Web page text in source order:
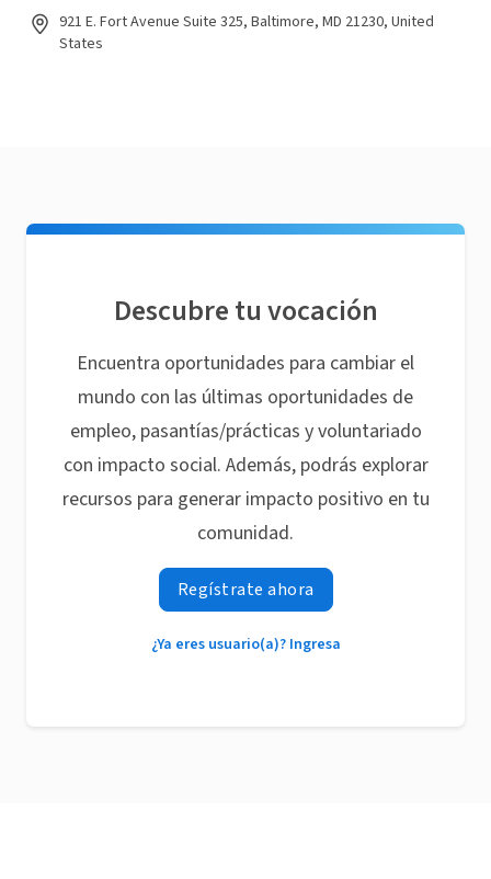
921 E. Fort Avenue Suite 325, Baltimore, MD 21230, United
States
Descubre tu vocación
Encuentra oportunidades para cambiar el
mundo con las últimas oportunidades de
empleo, pasantías/prácticas y voluntariado
con impacto social. Además, podrás explorar
recursos para generar impacto positivo en tu
comunidad.
Regístrate ahora
¿Ya eres usuario(a)? Ingresa